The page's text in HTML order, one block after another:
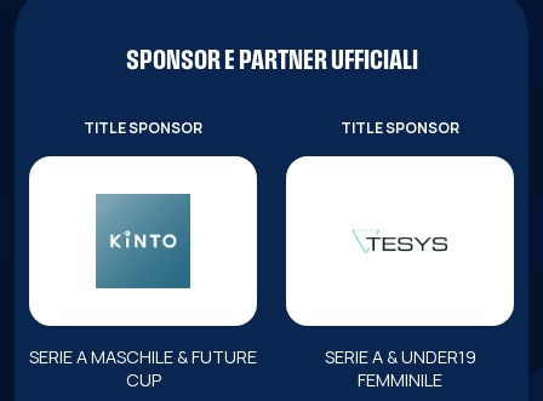
SPONSOR E PARTNER UFFICIALI
TITLE SPONSOR
SERIE A MASCHILE & FUTURE
CUP
TITLE SPONSOR
SERIE A & UNDER19
FEMMINILE